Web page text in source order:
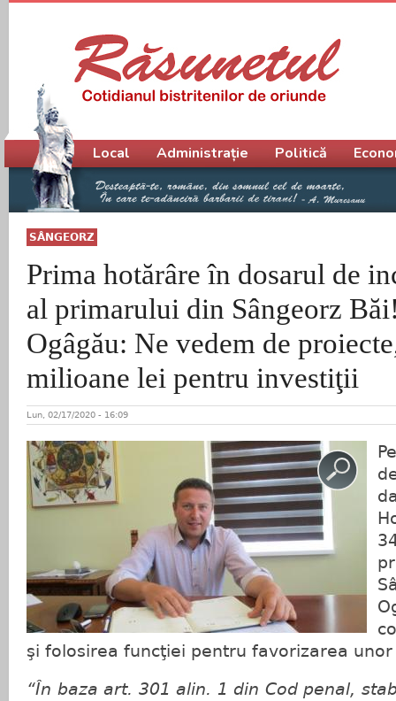
SÂNGEORZ
Prima hotărâre în dosarul de
al primarului din Sângeorz
Ogâgău: Ne vedem de
milioane lei pentru investiţii
Lun, 02/17/2020 - 16:09
şi folosirea funcţiei pentru favorizarea
“În baza art. 301 alin. 1 din Cod penal,
Meniu principal
Local Administrație Politică